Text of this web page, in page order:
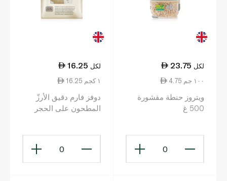
23.75 لكل
4.75 ١٠٠ جم
ويتروز حنطة مقشورة
500 غ
0
16.25 لكل
16.25 ١ كجم
دوفز فارم دقيق الأرزّ
المطحون على الحجر
0